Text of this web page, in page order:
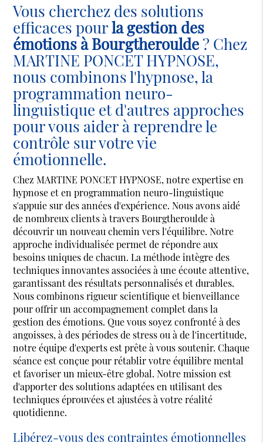
Vous cherchez des solutions
efficaces pourla gestion des
émotions à Bourgtheroulde? Chez
MARTINE PONCET HYPNOSE,
nous combinons l'hypnose, la
programmation neuro-
linguistique et d'autres approches
pour vous aider à reprendre le
contrôle sur votre vie
émotionnelle.
Chez MARTINE PONCET HYPNOSE, notre expertise en
hypnose et en programmation neuro-linguistique
s'appuie sur des années d'expérience. Nous avons aidé
de nombreux clients à travers Bourgtheroulde à
découvrir un nouveau chemin vers l'équilibre. Notre
approche individualisée permet de répondre aux
besoins uniques de chacun. La méthode intègre des
techniques innovantes associées à une écoute attentive,
garantissant des résultats personnalisés et durables.
Nous combinons rigueur scientifique et bienveillance
pour offrir un accompagnement complet dans la
gestion des émotions. Que vous soyez confronté à des
angoisses, à des périodes de stress ou à de l'incertitude,
notre équipe d'experts est prête à vous soutenir. Chaque
séance est conçue pour rétablir votre équilibre mental
et favoriser un mieux-être global. Notre mission est
d'apporter des solutions adaptées en utilisant des
techniques éprouvées et ajustées à votre réalité
quotidienne.
Libérez-vous des contraintes émotionnelles